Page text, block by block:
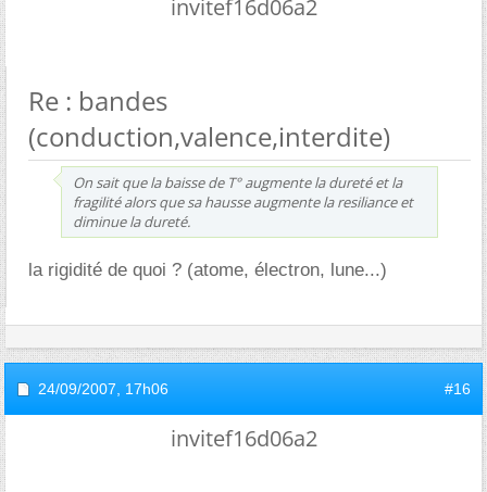
invitef16d06a2
Re : bandes
(conduction,valence,interdite)
On sait que la baisse de T° augmente la dureté et la
fragilité alors que sa hausse augmente la resiliance et
diminue la dureté.
la rigidité de quoi ? (atome, électron, lune...)
24/09/2007, 17h06 #16
invitef16d06a2